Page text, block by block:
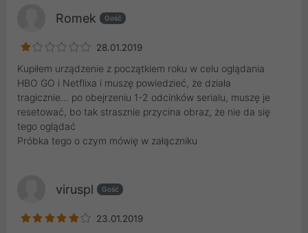
Romek Gość
28.01.2019
Kupiłem urządzenie z początkiem roku w celu oglądania
HBO GO i Netflixa i muszę powiedzieć, że działa
tragicznie... po obejrzeniu 1-2 odcinków serialu, muszę je
resetować, bo tak strasznie przycina obraz, że nie da się
tego oglądać
Próbka tego o czym mówię w załączniku
viruspl Gość
23.01.2019